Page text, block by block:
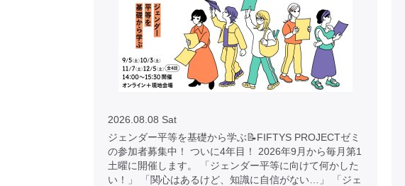
2026.08.08 Sat
ジェンダー平等を基礎から学ぶ📝FIFTYS PROJECTゼミ
の参加者募集中！ ついに4年目！ 2026年9月から毎月第1
土曜に開催します。 「ジェンダー平等に向けて何かした
い！」 「関心はあるけど、知識に自信がない…」 「ジェ